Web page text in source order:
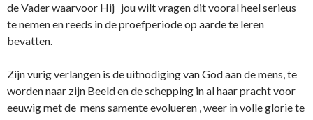
de Vader waarvoor Hij jou wilt vragen dit vooral heel serieus
te nemen en reeds in de proefperiode op aarde te leren
bevatten.
Zijn vurig verlangen is de uitnodiging van God aan de mens, te
worden naar zijn Beeld en de schepping in al haar pracht voor
eeuwig met de mens samente evolueren , weer in volle glorie te